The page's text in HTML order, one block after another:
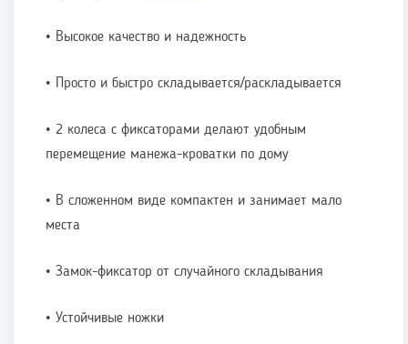
• Высокое качество и надежность
• Просто и быстро складывается/раскладывается
• 2 колеса с фиксаторами делают удобным
перемещение манежа-кроватки по дому
• В сложенном виде компактен и занимает мало
места
• Замок-фиксатор от случайного складывания
• Устойчивые ножки